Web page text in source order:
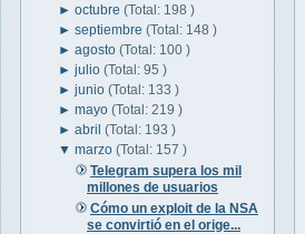
►octubre(Total: 198 )
►septiembre(Total: 148 )
►agosto(Total: 100 )
►julio(Total: 95 )
►junio(Total: 133 )
►mayo(Total: 219 )
►abril(Total: 193 )
▼marzo(Total: 157 )
Telegram supera los mil
millones de usuarios
Cómo un exploit de la NSA
se convirtió en el orige...